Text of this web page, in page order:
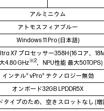
アルミニウム
アトモスフィアブルー
Windows 11 Pro (日本語)
X7 プロセッサー358H (16コア、
4.80 GHz※2、NPU性能 最大50TOPS)
インテル® vPro® テクノロジー無効
オンボード32GB LPDDR5X
タイプのため、空きスロットなし (増